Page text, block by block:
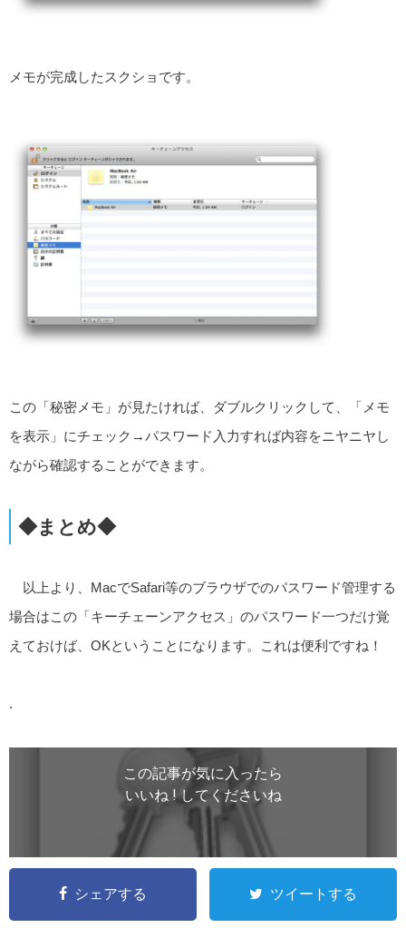
メモが完成したスクショです。
この「秘密メモ」が見たければ、ダブルクリックして、「メモ
を表示」にチェック→パスワード入力すれば内容をニヤニヤし
ながら確認することができます。
◆まとめ◆
以上より、MacでSafari等のブラウザでのパスワード管理する
場合はこの「キーチェーンアクセス」のパスワード一つだけ覚
えておけば、OKということになります。これは便利ですね！
.
この記事が気に入ったら
いいね ! してくださいね
シェアする ツイートする